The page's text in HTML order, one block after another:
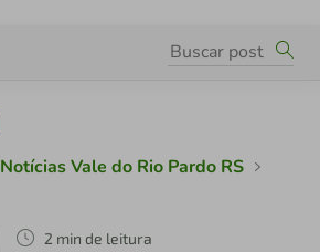
Notícias Vale do Rio Pardo RS
2 min de leitura